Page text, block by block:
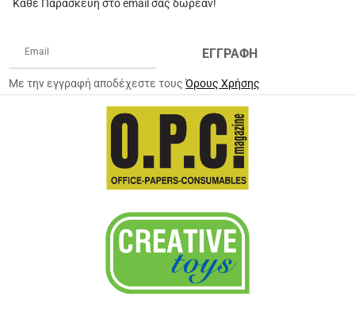
Κάθε Παρασκευή στο email σας δωρέαν!
ΕΓΓΡΑΦΗ
Με την εγγραφή αποδέχεστε τουςΌρους Χρήσης